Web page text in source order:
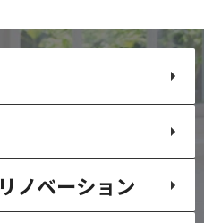
リノベーション